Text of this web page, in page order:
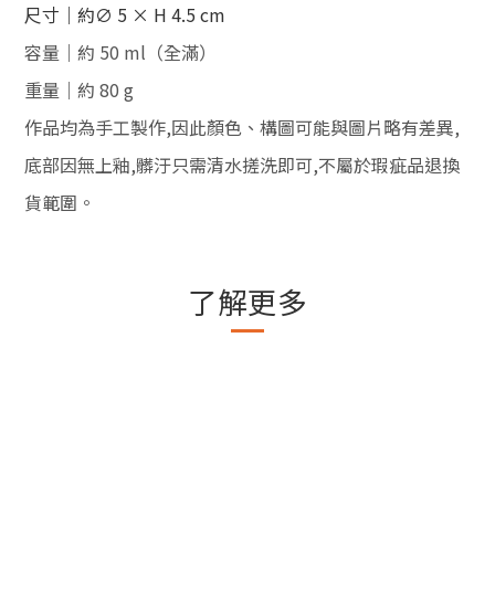
尺寸｜約∅ 5 × H 4.5 cm
容量｜約 50 ml（全滿）
重量｜約 80 g
作品均為手工製作,因此顏色、構圖可能與圖片略有差異,
底部因無上釉,髒汙只需清水搓洗即可,不屬於瑕疵品退換
貨範圍 。
了解更多